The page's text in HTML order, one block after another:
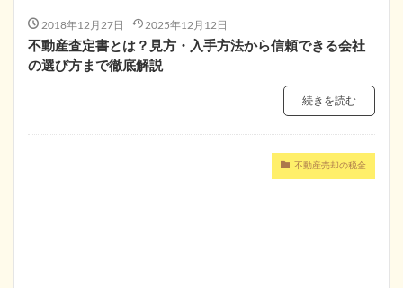
2018年12月27日 2025年12月12日
不動産査定書とは？見方・入手方法から信頼できる会社
の選び方まで徹底解説
続きを読む
不動産売却の税金